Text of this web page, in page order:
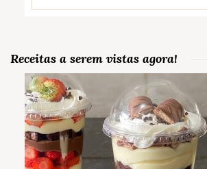
Receitas a serem vistas agora!